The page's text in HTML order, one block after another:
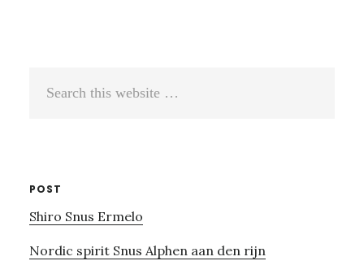
POST
Shiro Snus Ermelo
Nordic spirit Snus Alphen aan den rijn